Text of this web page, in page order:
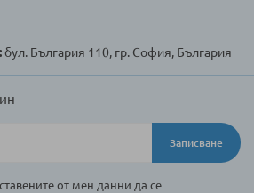
бул. България 110, гр. София, България
Записване
от мен данни да се